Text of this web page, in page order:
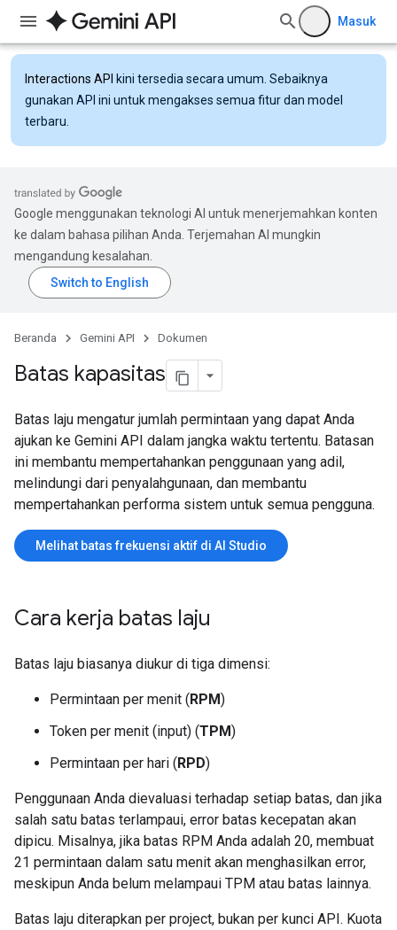
Masuk
Interactions API kini tersedia secara umum. Sebaiknya
gunakan API ini untuk mengakses semua fitur dan model
terbaru.
Google menggunakan teknologi AI untuk menerjemahkan konten
ke dalam bahasa pilihan Anda. Terjemahan AI mungkin
mengandung kesalahan.
Beranda Gemini API Dokumen
Batas kapasitas
Batas laju mengatur jumlah permintaan yang dapat Anda
ajukan ke Gemini API dalam jangka waktu tertentu. Batasan
ini membantu mempertahankan penggunaan yang adil,
melindungi dari penyalahgunaan, dan membantu
mempertahankan performa sistem untuk semua pengguna.
Melihat batas frekuensi aktif di AI Studio
Cara kerja batas laju
Batas laju biasanya diukur di tiga dimensi:
Permintaan per menit (RPM)
Token per menit (input) (TPM)
Permintaan per hari (RPD)
Penggunaan Anda dievaluasi terhadap setiap batas, dan jika
salah satu batas terlampaui, error batas kecepatan akan
dipicu. Misalnya, jika batas RPM Anda adalah 20, membuat
21 permintaan dalam satu menit akan menghasilkan error,
meskipun Anda belum melampaui TPM atau batas lainnya.
Batas laju diterapkan per project, bukan per kunci API. Kuota